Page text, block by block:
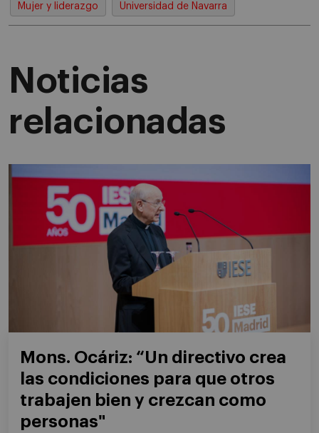
Mujer y liderazgo Universidad de Navarra
Noticias
relacionadas
Mons. Ocáriz: “Un directivo crea
las condiciones para que otros
trabajen bien y crezcan como
personas"